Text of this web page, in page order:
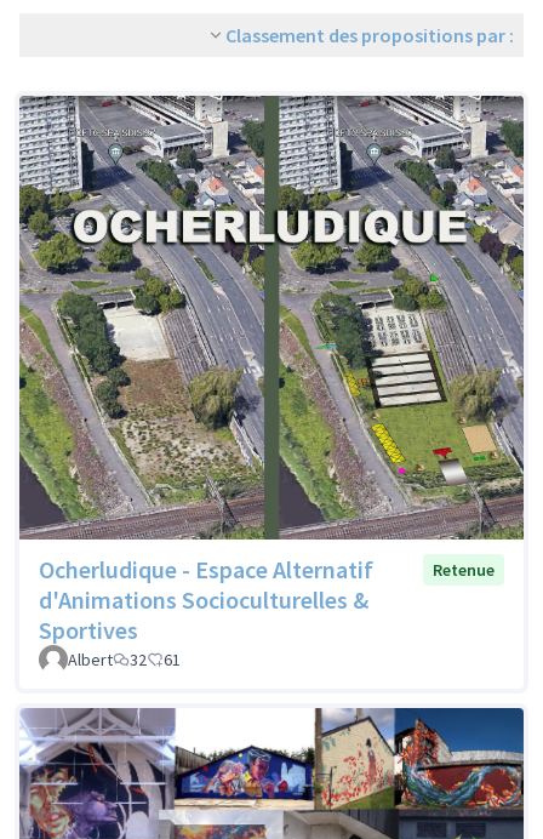
Classement des propositions par :
Ocherludique - Espace Alternatif
d'Animations Socioculturelles &
Sportives
Retenue
Albert 32 61